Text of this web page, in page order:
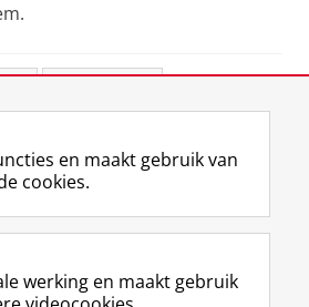
F
a
e
L
i
k
R
S
-
I
n
t
Y
o
T
en maakt gebruik van
cookies.
werking en maakt gebruik